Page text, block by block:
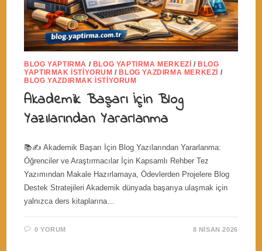
BLOG YAPTIRMA / BLOG YAPTIRMA MERKEZI /BLOG
YAPTIRMAK İSTIYORUM /BLOG YAZDIRMA MERKEZI /
BLOG YAZDIRMAK İSTIYORUM
Akademik Başarı İçin Blog
Yazılarından Yararlanma
📚✍️ Akademik Başarı İçin Blog Yazılarından Yararlanma:
Öğrenciler ve Araştırmacılar İçin Kapsamlı Rehber Tez
Yazımından Makale Hazırlamaya, Ödevlerden Projelere Blog
Destek Stratejileri Akademik dünyada başarıya ulaşmak için
yalnızca ders kitaplarına…
0 YORUM 8 NISAN 2026